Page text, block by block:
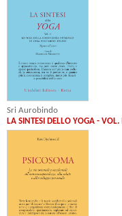
Sri Aurobindo
LA SINTESI DELLO YOGA - VOL. II